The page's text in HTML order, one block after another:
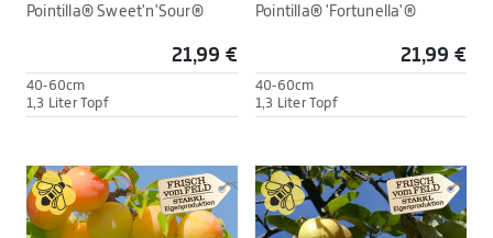
Pointilla® Sweet'n'Sour®
21,99 €
40-60cm
1,3 Liter Topf
Pointilla® 'Fortunella'®
21,99 €
40-60cm
1,3 Liter Topf